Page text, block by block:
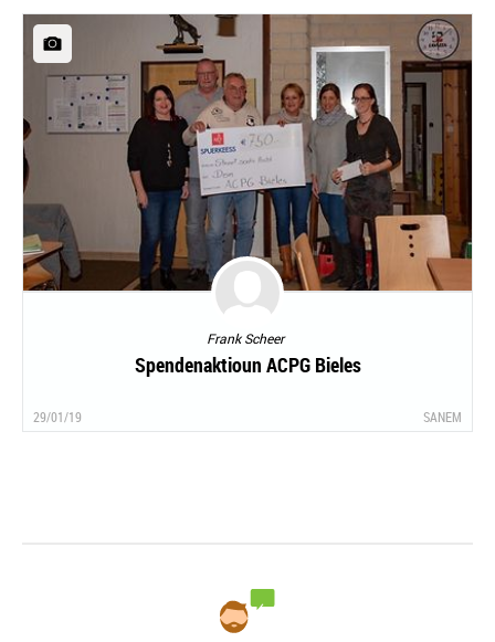
Frank Scheer
Spendenaktioun ACPG Bieles
29/01/19 SANEM